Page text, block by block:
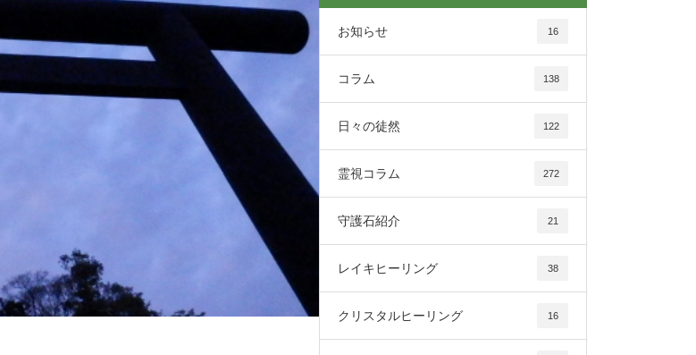
お知らせ 16
コラム 138
日々の徒然 122
霊視コラム 272
守護石紹介 21
レイキヒーリング 38
クリスタルヒーリング 16